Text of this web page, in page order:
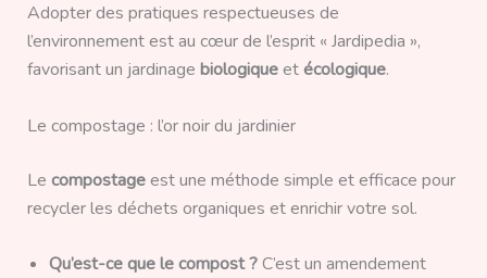
Adopter des pratiques respectueuses de
l’environnement est au cœur de l’esprit « Jardipedia »,
favorisant un jardinage biologiqueetécologique.
Le compostage : l’or noir du jardinier
Le compostageest une méthode simple et efficace pour
recycler les déchets organiques et enrichir votre sol.
Qu’est-ce que le compost ?C’est un amendement